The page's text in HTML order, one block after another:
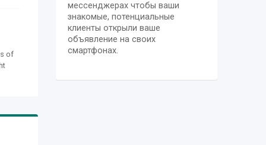
of
мессенджерах чтобы ваши
знакомые, потенциальные
клиенты открыли ваше
объявление на своих
смартфонах.